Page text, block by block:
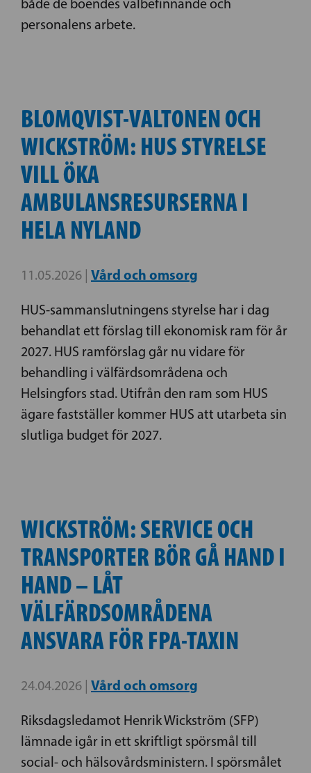
både de boendes välbefinnande och
personalens arbete.
BLOMQVIST-VALTONEN OCH
WICKSTRÖM: HUS STYRELSE
VILL ÖKA
AMBULANSRESURSERNA I
HELA NYLAND
11.05.2026 | Vård och omsorg
HUS-sammanslutningens styrelse har i dag
behandlat ett förslag till ekonomisk ram för år
2027. HUS ramförslag går nu vidare för
behandling i välfärdsområdena och
Helsingfors stad. Utifrån den ram som HUS
ägare fastställer kommer HUS att utarbeta sin
slutliga budget för 2027.
WICKSTRÖM: SERVICE OCH
TRANSPORTER BÖR GÅ HAND I
HAND – LÅT
VÄLFÄRDSOMRÅDENA
ANSVARA FÖR FPA-TAXIN
24.04.2026 | Vård och omsorg
Riksdagsledamot Henrik Wickström (SFP)
lämnade igår in ett skriftligt spörsmål till
social- och hälsovårdsministern. I spörsmålet